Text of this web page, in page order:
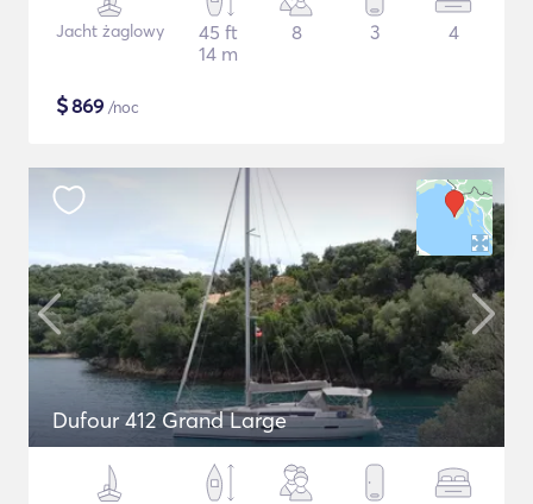
Jacht żaglowy
45 ft
14 m
8 3 4
$869 /noc
Dufour 412 Grand Large